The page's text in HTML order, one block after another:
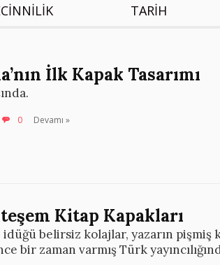
TARİH
İlk Kapak Tasarımı
0 Devamı »
Kitap Kapakları
belirsiz kolajlar, yazarın pişmiş
bir zaman varmış Türk